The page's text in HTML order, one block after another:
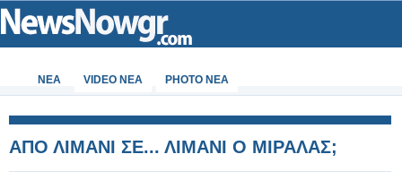
ΝΕΑ VIDEO NEA PHOTO NEA
ΑΠΟ ΛΙΜΑΝΙ ΣΕ... ΛΙΜΑΝΙ Ο ΜΙΡΑΛΑΣ;